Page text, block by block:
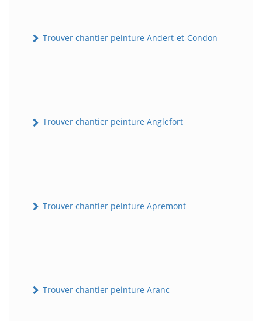
Trouver chantier peinture Andert-et-Condon
Trouver chantier peinture Anglefort
Trouver chantier peinture Apremont
Trouver chantier peinture Aranc